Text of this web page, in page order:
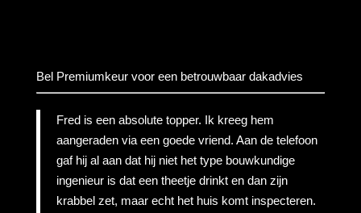
Bel Premiumkeur voor een betrouwbaar dakadvies
Fred is een absolute topper. Ik kreeg hem
aangeraden via een goede vriend. Aan de telefoon
gaf hij al aan dat hij niet het type bouwkundige
ingenieur is dat een theetje drinkt en dan zijn
krabbel zet, maar echt het huis komt inspecteren.